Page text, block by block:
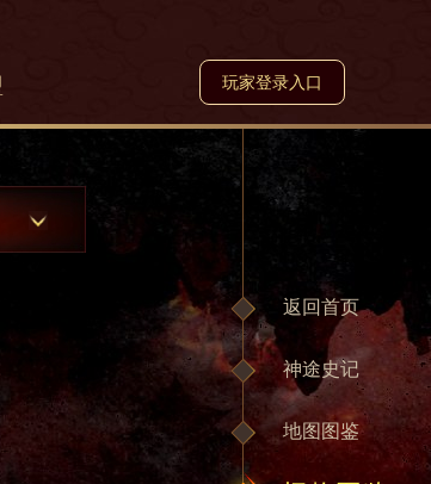
玩家登录入口
返回首页
神途史记
地图图鉴